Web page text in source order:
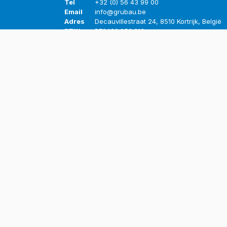
Tel
+32 (0) 56 43 99 00
Email
info@grubau.be
Adres
Decauvillestraat 24, 8510 Kortrijk, België
BTW
BE0420.959.313